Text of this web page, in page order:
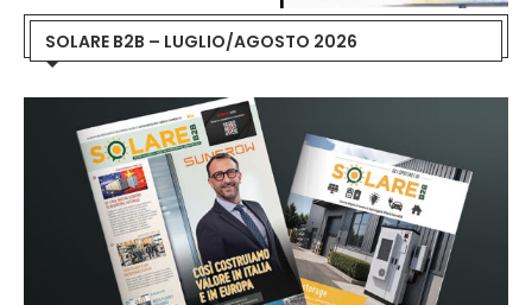
SOLARE B2B – LUGLIO/AGOSTO 2026